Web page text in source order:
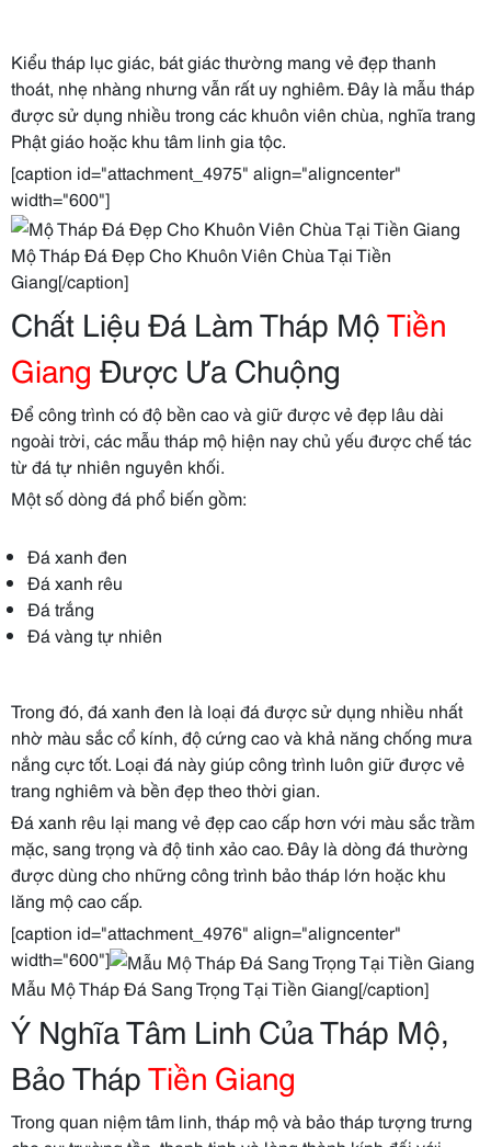
Kiểu tháp lục giác, bát giác thường mang vẻ đẹp thanh
thoát, nhẹ nhàng nhưng vẫn rất uy nghiêm. Đây là mẫu tháp
được sử dụng nhiều trong các khuôn viên chùa, nghĩa trang
Phật giáo hoặc khu tâm linh gia tộc.
[caption id="attachment_4975" align="aligncenter"
width="600"]
Mộ Tháp Đá Đẹp Cho Khuôn Viên Chùa Tại Tiền
Giang[/caption]
Chất Liệu Đá Làm Tháp MộTiền
Giang Được Ưa Chuộng
Để công trình có độ bền cao và giữ được vẻ đẹp lâu dài
ngoài trời, các mẫu tháp mộ hiện nay chủ yếu được chế tác
từ đá tự nhiên nguyên khối.
Một số dòng đá phổ biến gồm:
Đá xanh đen
Đá xanh rêu
Đá trắng
Đá vàng tự nhiên
Trong đó, đá xanh đen là loại đá được sử dụng nhiều nhất
nhờ màu sắc cổ kính, độ cứng cao và khả năng chống mưa
nắng cực tốt. Loại đá này giúp công trình luôn giữ được vẻ
trang nghiêm và bền đẹp theo thời gian.
Đá xanh rêu lại mang vẻ đẹp cao cấp hơn với màu sắc trầm
mặc, sang trọng và độ tinh xảo cao. Đây là dòng đá thường
được dùng cho những công trình bảo tháp lớn hoặc khu
lăng mộ cao cấp.
[caption id="attachment_4976" align="aligncenter"
width="600"]
Mẫu Mộ Tháp Đá Sang Trọng Tại Tiền Giang[/caption]
Ý Nghĩa Tâm Linh Của Tháp Mộ,
Bảo ThápTiền Giang
Trong quan niệm tâm linh, tháp mộ và bảo tháp tượng trưng